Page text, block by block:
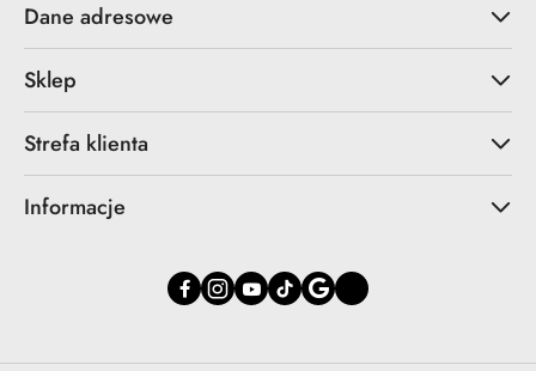
Dane adresowe
Sklep
Strefa klienta
Informacje